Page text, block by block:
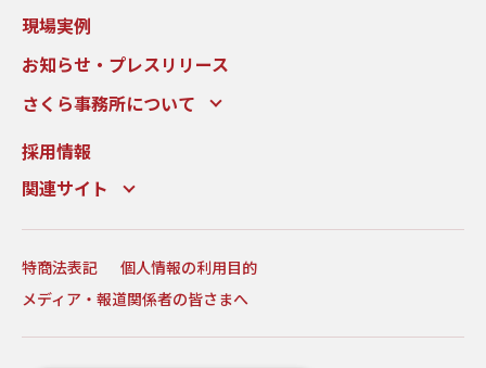
現場実例
お知らせ・プレスリリース
さくら事務所について
採用情報
関連サイト
特商法表記
個人情報の利用目的
メディア・報道関係者の皆さまへ